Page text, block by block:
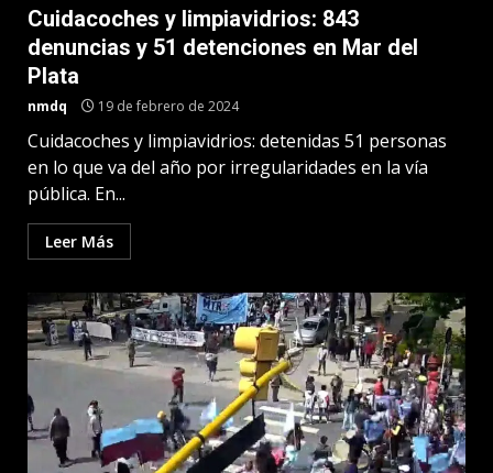
Cuidacoches y limpiavidrios: 843
denuncias y 51 detenciones en Mar del
Plata
nmdq 19 de febrero de 2024
Cuidacoches y limpiavidrios: detenidas 51 personas
en lo que va del año por irregularidades en la vía
pública. En...
Leer Más